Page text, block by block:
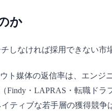
か
しなければ採用できない市
ト媒体の返信率は、エン
Findy・LAPRAS・転職ド
ティブな若手層の獲得競争